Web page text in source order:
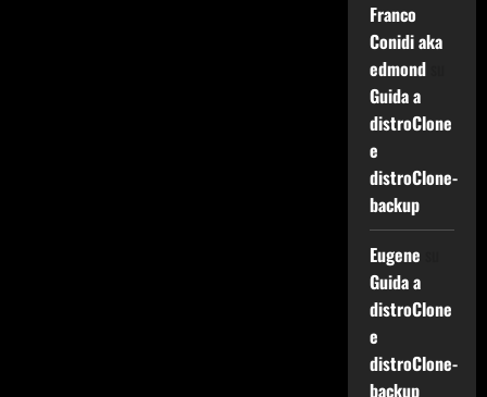
Franco
Conidi aka
edmondsu
Guida a
distroClone
e
distroClone-
backup
Eugene
Guida a
distroClone
e
distroClone-
backup